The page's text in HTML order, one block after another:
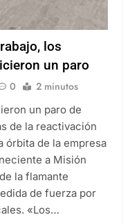
los
un paro
0 2 minutos
un paro de
de la reactivación
órbita de la empresa
a Misión
la flamante
de fuerza por
«Los…